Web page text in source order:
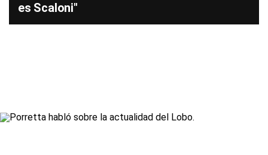
es Scaloni"